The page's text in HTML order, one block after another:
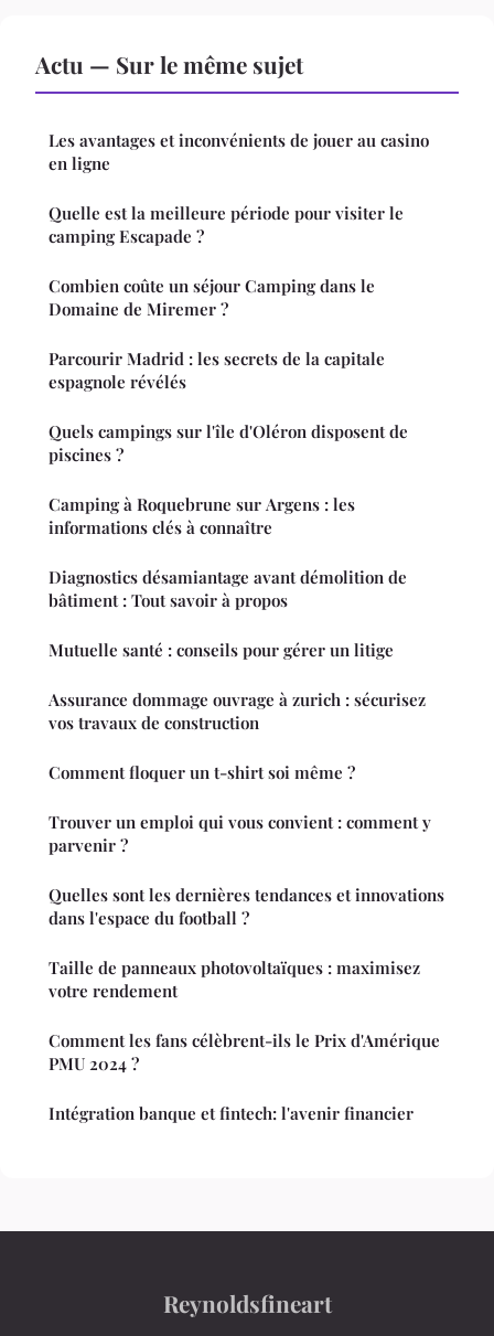
Actu — Sur le même sujet
Les avantages et inconvénients de jouer au casino
en ligne
Quelle est la meilleure période pour visiter le
camping Escapade ?
Combien coûte un séjour Camping dans le
Domaine de Miremer ?
Parcourir Madrid : les secrets de la capitale
espagnole révélés
Quels campings sur l'île d'Oléron disposent de
piscines ?
Camping à Roquebrune sur Argens : les
informations clés à connaître
Diagnostics désamiantage avant démolition de
bâtiment : Tout savoir à propos
Mutuelle santé : conseils pour gérer un litige
Assurance dommage ouvrage à zurich : sécurisez
vos travaux de construction
Comment floquer un t-shirt soi même ?
Trouver un emploi qui vous convient : comment y
parvenir ?
Quelles sont les dernières tendances et innovations
dans l'espace du football ?
Taille de panneaux photovoltaïques : maximisez
votre rendement
Comment les fans célèbrent-ils le Prix d'Amérique
PMU 2024 ?
Intégration banque et fintech: l'avenir financier
Reynoldsfineart